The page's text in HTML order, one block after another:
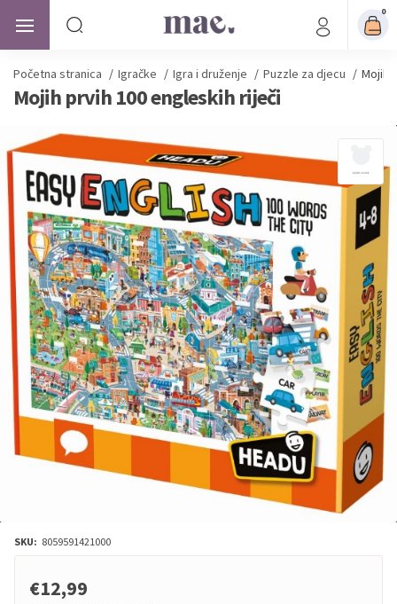
0
Početna stranica / Igračke / Igra i druženje / Puzzle za djecu / Mojih
Mojih prvih 100 engleskih riječi
SKU: 8059591421000
€12,99